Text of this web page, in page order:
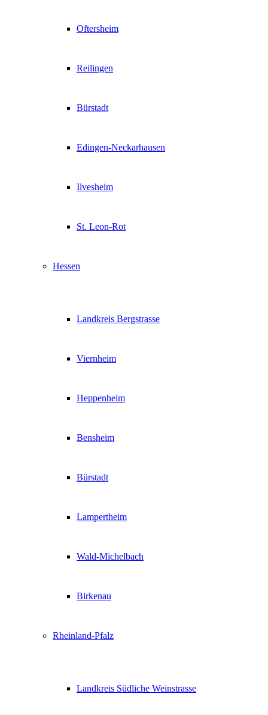
Oftersheim
Reilingen
Bürstadt
Edingen-Neckarhausen
Ilvesheim
St. Leon-Rot
Hessen
Landkreis Bergstrasse
Viernheim
Heppenheim
Bensheim
Bürstadt
Lampertheim
Wald-Michelbach
Birkenau
Rheinland-Pfalz
Landkreis Südliche Weinstrasse